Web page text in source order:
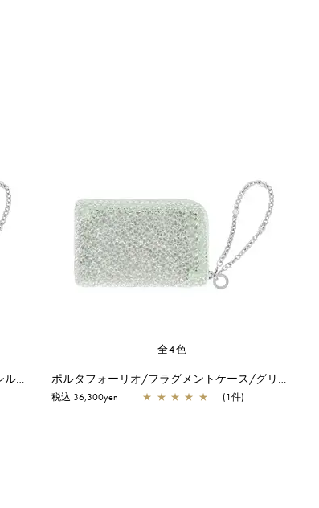
ポルタフォーリオ/フラグメントケース/シルバーゴールド
全4色
ポルタフォーリオ/フラグメントケース/グリーングレーシルバー
税込 36,300yen ★ ★ ★ ★ ★ (1件)